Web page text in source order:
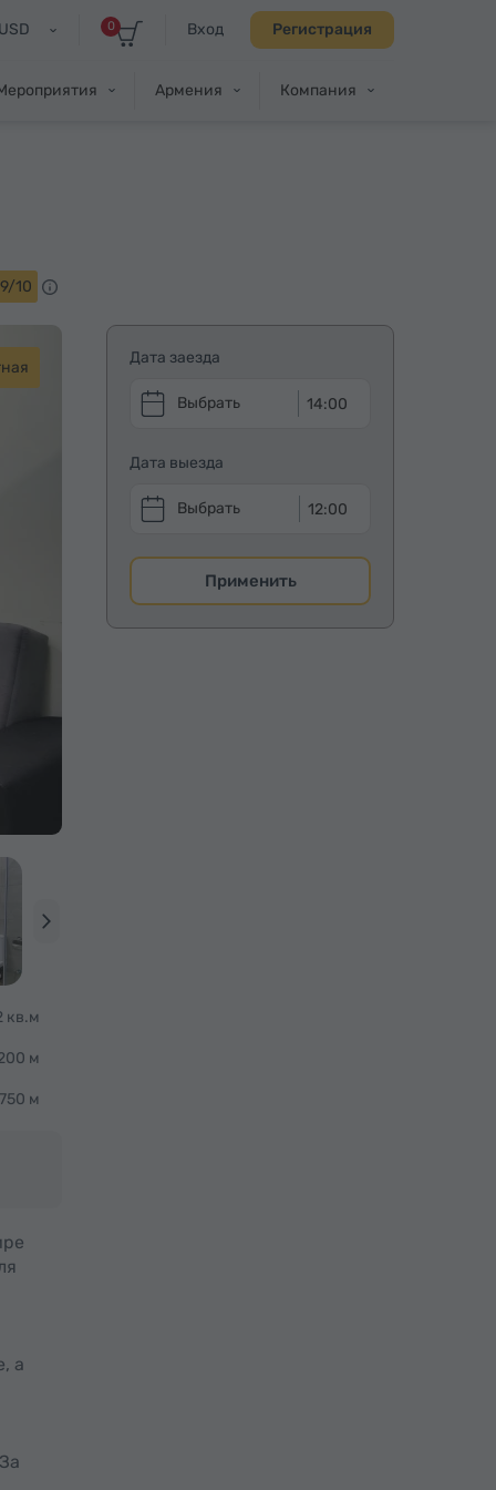
Вход Регистрация
0
Армения Компания
9/10
кв.м
м
750 м
а
Дата заезда
14:00
Дата выезда
12:00
Применить